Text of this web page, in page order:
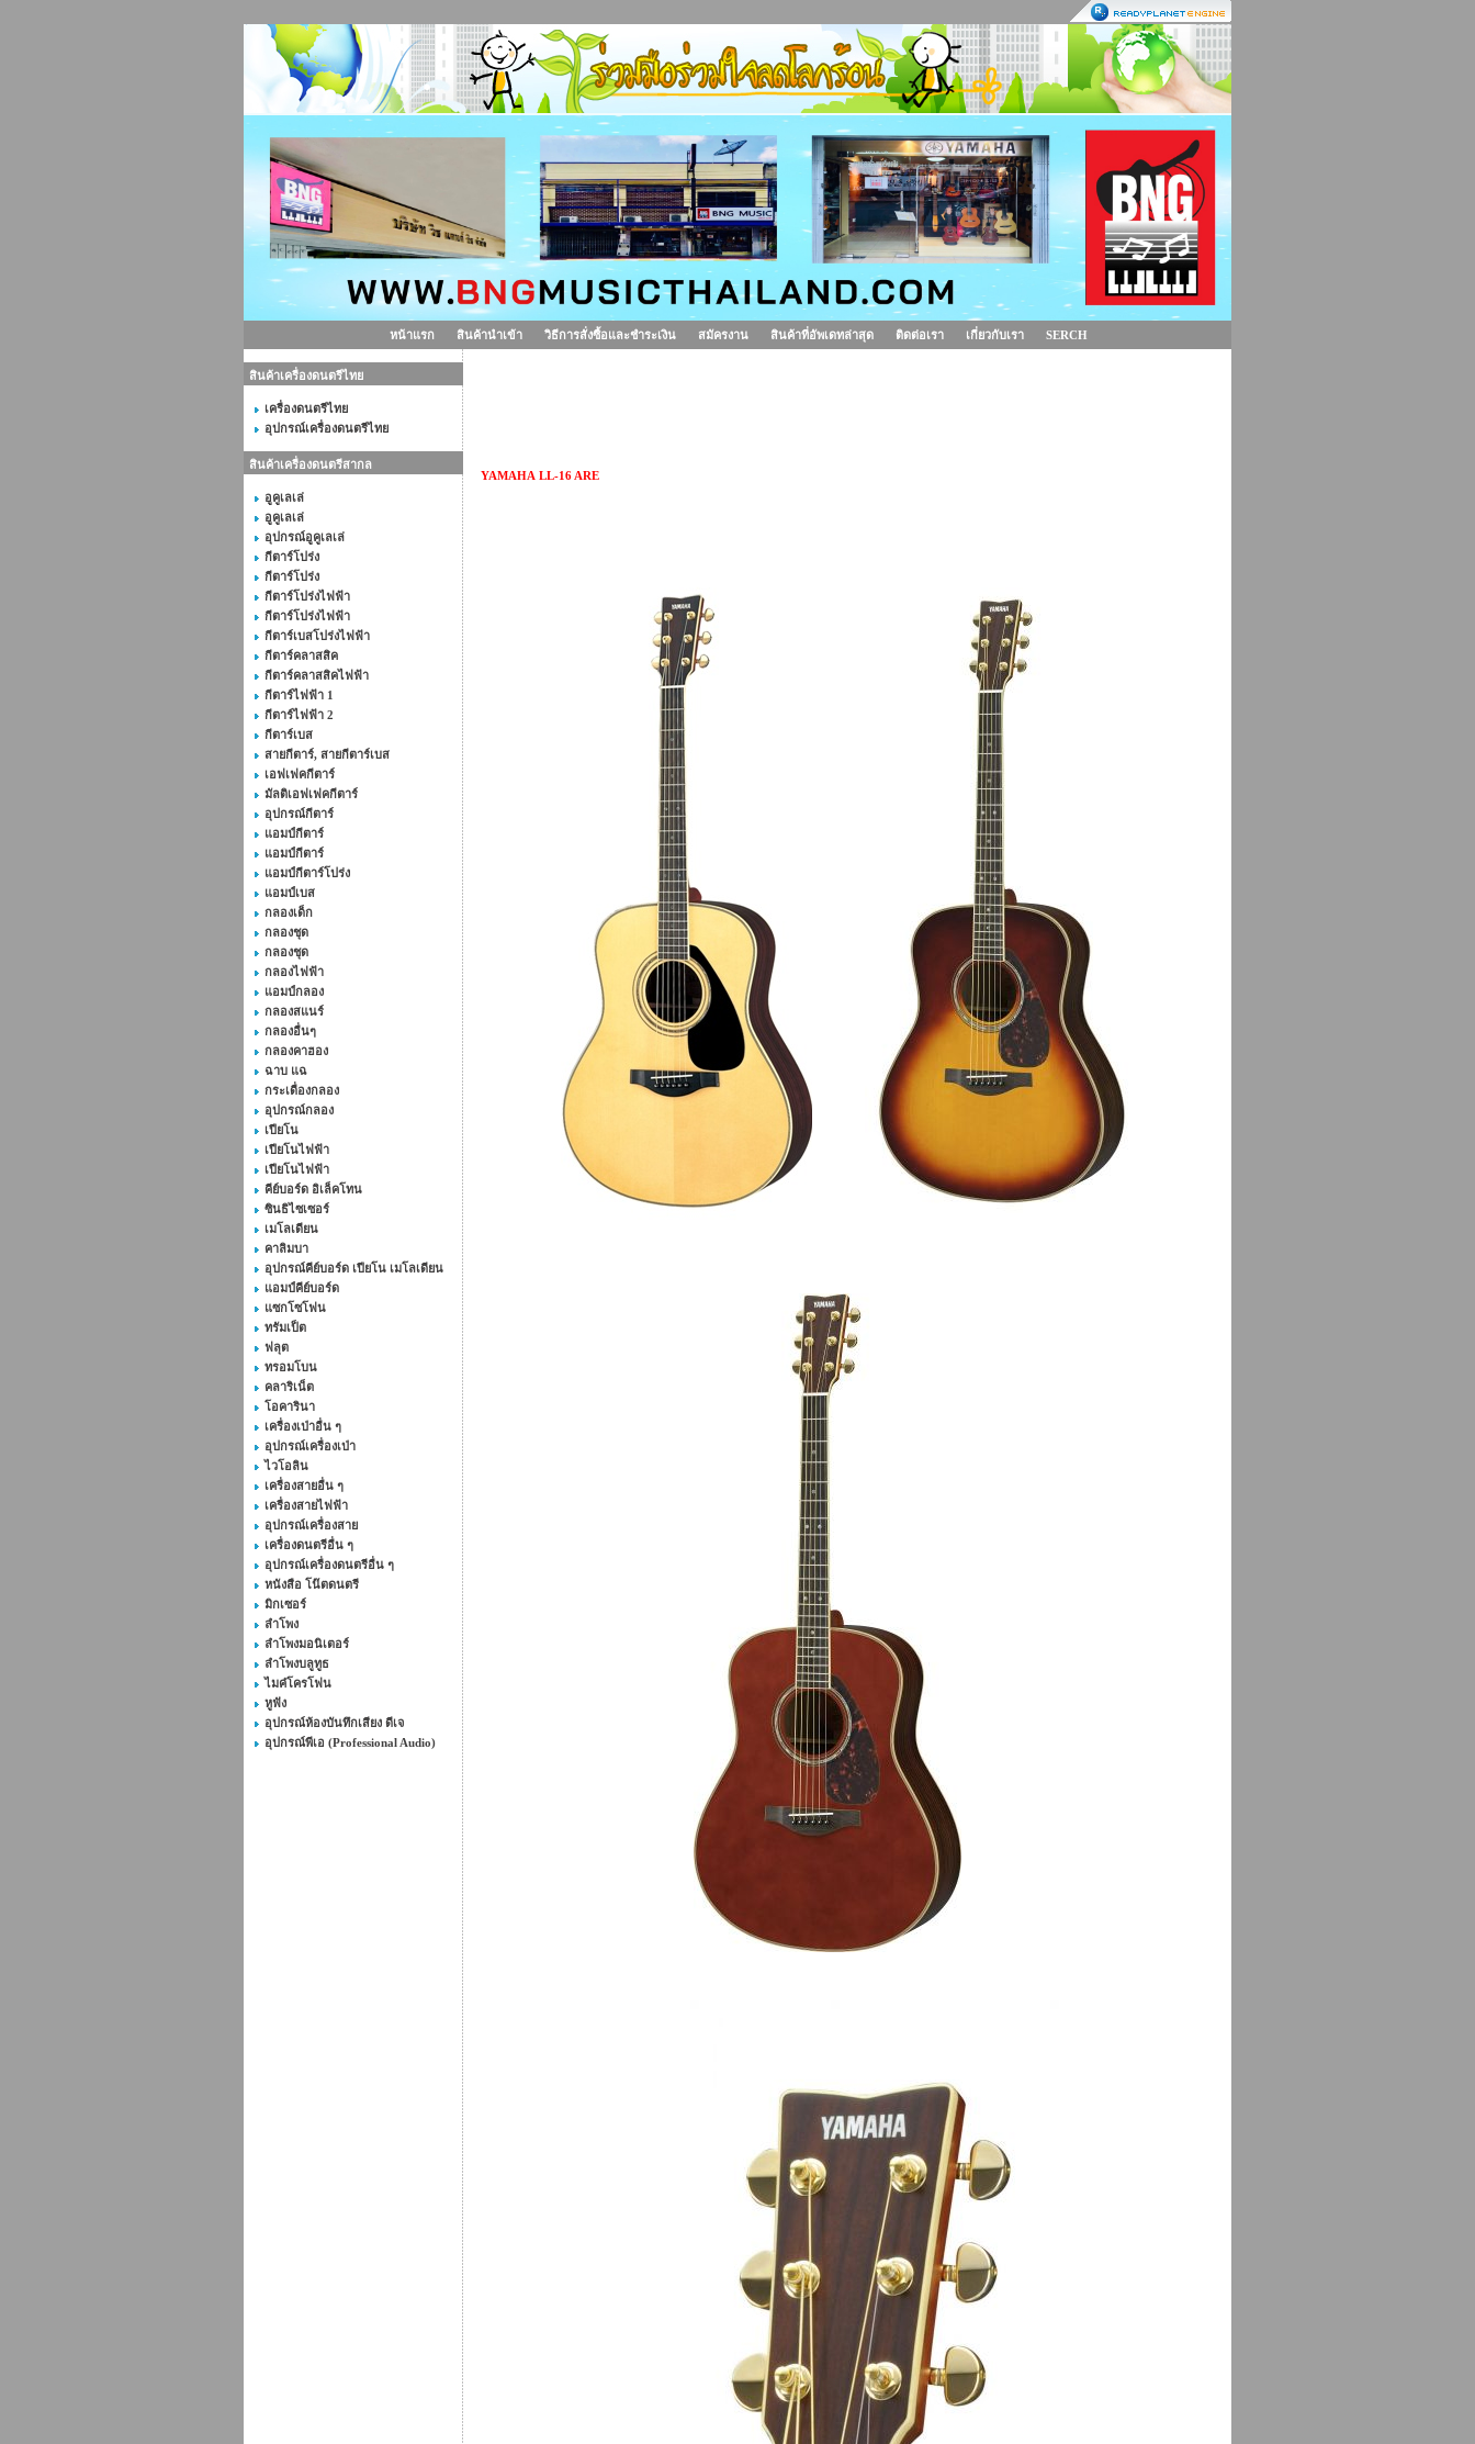
หน้าแรก สินค้านำเข้า วิธีการสั่งซื้อและชำระเงิน สมัครงาน สินค้าที่อัพเดทล่าสุด ติดต่อเรา เกี่ยวกับเรา SERCH
สินค้าเครื่องดนตรีไทย
เครื่องดนตรีไทย
อุปกรณ์เครื่องดนตรีไทย
สินค้าเครื่องดนตรีสากล
อูคูเลเล่
อูคูเลเล่
อุปกรณ์อูคูเลเล่
กีตาร์โปร่ง
กีตาร์โปร่ง
กีตาร์โปร่งไฟฟ้า
กีตาร์โปร่งไฟฟ้า
กีตาร์เบสโปร่งไฟฟ้า
กีตาร์คลาสสิค
กีตาร์คลาสสิคไฟฟ้า
กีตาร์ไฟฟ้า 1
กีตาร์ไฟฟ้า 2
กีตาร์เบส
สายกีตาร์, สายกีตาร์เบส
เอฟเฟคกีตาร์
มัลติเอฟเฟคกีตาร์
อุปกรณ์กีตาร์
แอมป์กีตาร์
แอมป์กีตาร์
แอมป์กีตาร์โปร่ง
แอมป์เบส
กลองเด็ก
กลองชุด
กลองชุด
กลองไฟฟ้า
แอมป์กลอง
กลองสแนร์
กลองอื่นๆ
กลองคาฮอง
ฉาบ แฉ
กระเดื่องกลอง
อุปกรณ์กลอง
เปียโน
เปียโนไฟฟ้า
เปียโนไฟฟ้า
คีย์บอร์ด อิเล็คโทน
ซินธิไซเซอร์
เมโลเดียน
คาลิมบา
อุปกรณ์คีย์บอร์ด เปียโน เมโลเดียน
แอมป์คีย์บอร์ด
แซกโซโฟน
ทรัมเป็ต
ฟลุต
ทรอมโบน
คลาริเน็ต
โอคารินา
เครื่องเป่าอื่น ๆ
อุปกรณ์เครื่องเป่า
ไวโอลิน
เครื่องสายอื่น ๆ
เครื่องสายไฟฟ้า
อุปกรณ์เครื่องสาย
เครื่องดนตรีอื่น ๆ
อุปกรณ์เครื่องดนตรีอื่น ๆ
หนังสือ โน๊ตดนตรี
มิกเซอร์
ลำโพง
ลำโพงมอนิเตอร์
ลำโพงบลูทูธ
ไมค๋โครโฟน
หูฟัง
อุปกรณ์ห้องบันทึกเสียง ดีเจ
อุปกรณ์พีเอ (Professional Audio)
YAMAHA LL-16 ARE